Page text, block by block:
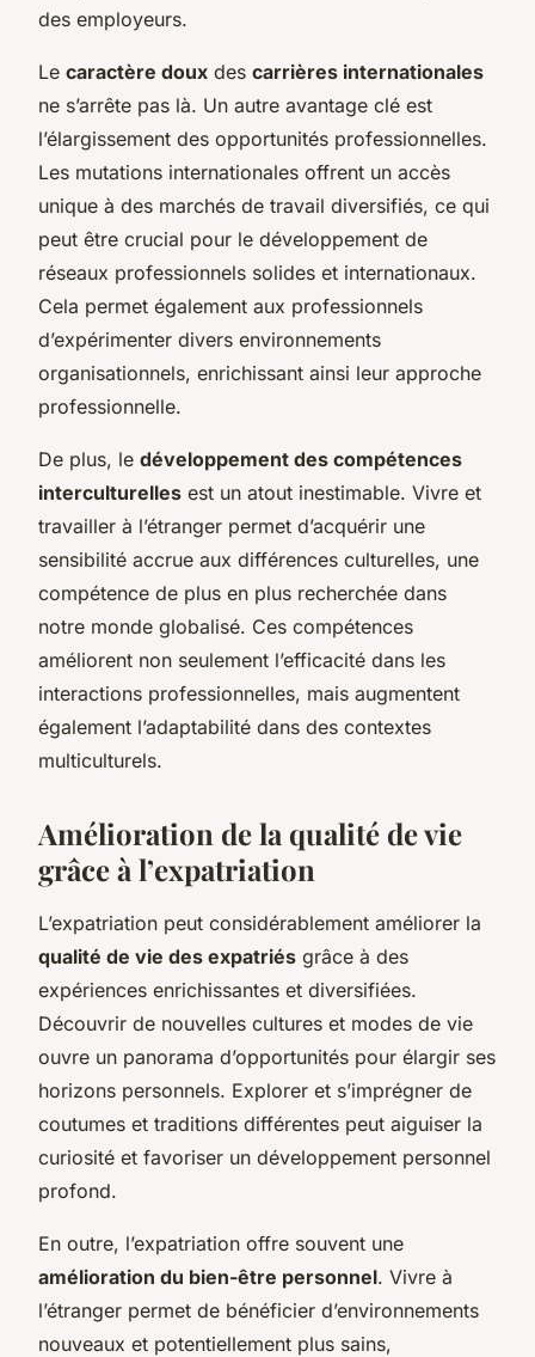
des employeurs.
Le caractère doux des carrières internationales
ne s’arrête pas là. Un autre avantage clé est
l’élargissement des opportunités professionnelles.
Les mutations internationales offrent un accès
unique à des marchés de travail diversifiés, ce qui
peut être crucial pour le développement de
réseaux professionnels solides et internationaux.
Cela permet également aux professionnels
d’expérimenter divers environnements
organisationnels, enrichissant ainsi leur approche
professionnelle.
De plus, le développement des compétences
interculturelles est un atout inestimable. Vivre et
travailler à l’étranger permet d’acquérir une
sensibilité accrue aux différences culturelles, une
compétence de plus en plus recherchée dans
notre monde globalisé. Ces compétences
améliorent non seulement l’efficacité dans les
interactions professionnelles, mais augmentent
également l’adaptabilité dans des contextes
multiculturels.
Amélioration de la qualité de vie
grâce à l’expatriation
L’expatriation peut considérablement améliorer la
qualité de vie des expatriés grâce à des
expériences enrichissantes et diversifiées.
Découvrir de nouvelles cultures et modes de vie
ouvre un panorama d’opportunités pour élargir ses
horizons personnels. Explorer et s’imprégner de
coutumes et traditions différentes peut aiguiser la
curiosité et favoriser un développement personnel
profond.
En outre, l’expatriation offre souvent une
amélioration du bien-être personnel. Vivre à
l’étranger permet de bénéficier d’environnements
nouveaux et potentiellement plus sains,